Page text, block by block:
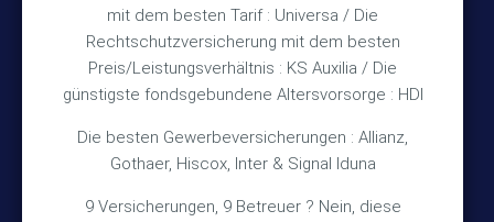
mit dem besten Tarif : Universa / Die
Rechtschutzversicherung mit dem besten
Preis/Leistungsverhältnis : KS Auxilia / Die
günstigste fondsgebundene Altersvorsorge : HDI
Die besten Gewerbeversicherungen : Allianz,
Gothaer, Hiscox, Inter & Signal Iduna
9 Versicherungen, 9 Betreuer ? Nein, diese
Impressum
Datenschutz
Erstinformation
Wichtiges